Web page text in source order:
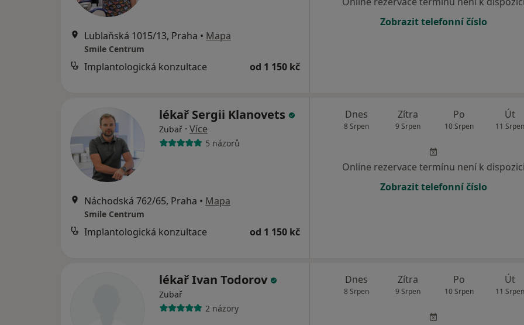
Lublaňská 1015/13, Praha • Mapa
Smile Centrum
Implantologická konzultace od 1 150 kč
Zobrazit telefonní číslo
lékař Sergii Klanovets
Zubař · Více
5 názorů
Náchodská 762/65, Praha • Mapa
Smile Centrum
Implantologická konzultace od 1 150 kč
Dnes
8 Srpen
Zítra
9 Srpen
Po
10 Srpen
Út
11 Srpen
Online rezervace termínu není k dispozici
Zobrazit telefonní číslo
lékař Ivan Todorov
Zubař
2 názory
Dnes
8 Srpen
Zítra
9 Srpen
Po
10 Srpen
Út
11 Srpen